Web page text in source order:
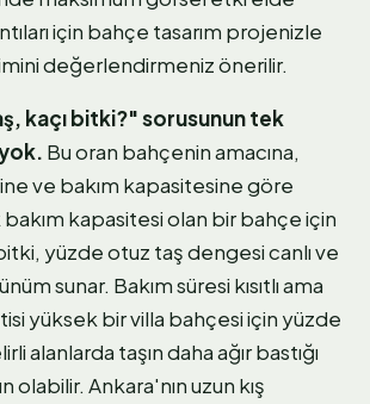
için bahçe tasarım projenizle
değerlendirmeniz önerilir.
kaçı bitki?" sorusunun tek
Bu oran bahçenin amacına,
ve bakım kapasitesine göre
kapasitesi olan bir bahçe için
yüzde otuz taş dengesi canlı ve
sunar. Bakım süresi kısıtlı ama
yüksek bir villa bahçesi için yüzde
alanlarda taşın daha ağır bastığı
olabilir. Ankara'nın uzun kış